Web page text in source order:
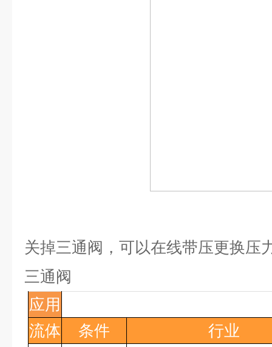
关掉三通阀，可以在线带压更换压
三通阀
应用
流体
条件 行业